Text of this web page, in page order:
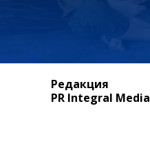
Редакция
PR Integral Media